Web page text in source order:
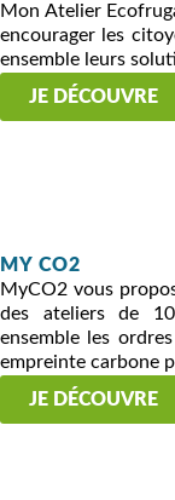
Mon Atelier
encourager les
ensemble leurs
JE DÉCOUVRE
MY CO2
MyCO2 vous
des ateliers de
ensemble les
empreinte carbone
JE DÉCOUVRE